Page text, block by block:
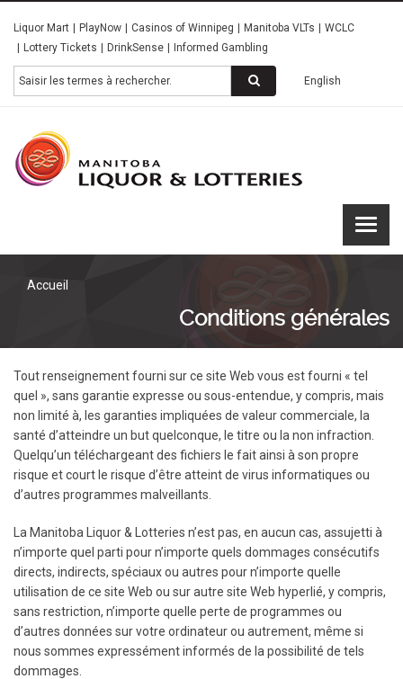
main
content
Liquor Mart PlayNow Casinos of Winnipeg Manitoba VLTs
WCLC
Lottery Tickets
DrinkSense Informed Gambling
Rechercher English
Accueil
Conditions générales
Tout renseignement fourni sur ce site Web vous est fourni « tel
quel », sans garantie expresse ou sous-entendue, y compris, mais
non limité à, les garanties impliquées de valeur commerciale, la
santé d’atteindre un but quelconque, le titre ou la non infraction.
Quelqu’un téléchargeant des fichiers le fait ainsi à son propre
risque et court le risque d’être atteint de virus informatiques ou
d’autres programmes malveillants.
La Manitoba Liquor & Lotteries n’est pas, en aucun cas, assujetti à
n’importe quel parti pour n’importe quels dommages consécutifs
directs, indirects, spéciaux ou autres pour n’importe quelle
utilisation de ce site Web ou sur autre site Web hyperlié, y compris,
sans restriction, n’importe quelle perte de programmes ou
d’autres données sur votre ordinateur ou autrement, même si
nous sommes expressément informés de la possibilité de tels
dommages.